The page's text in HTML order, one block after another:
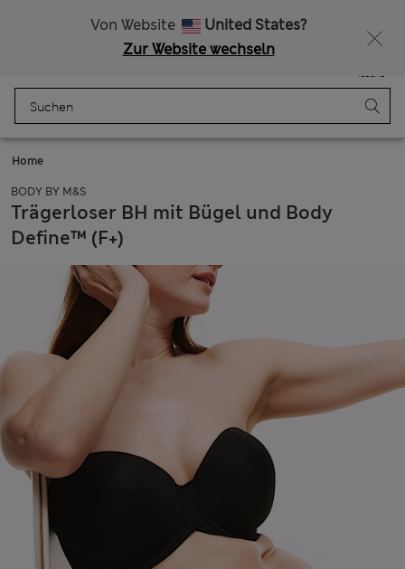
Von Website
United States?
Zur Website wechseln
Tasche
Home
BODY BY M&S
Trägerloser BH mit Bügel und Body
Define™ (F+)